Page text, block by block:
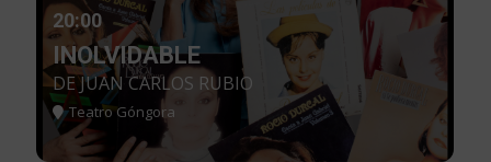
20:00
INOLVIDABLE
DE JUAN CARLOS RUBIO
Teatro Góngora